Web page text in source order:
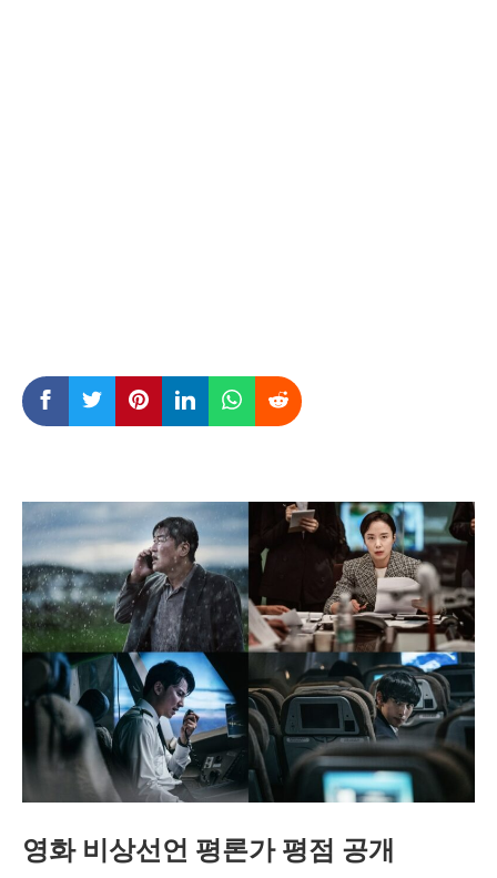
영화 비상선언 평론가 평점 공개